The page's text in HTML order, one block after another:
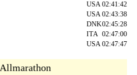
USA 02:41:42
USA 02:43:38
DNK02:45:28
ITA 02:47:00
USA 02:47:47
Allmarathon